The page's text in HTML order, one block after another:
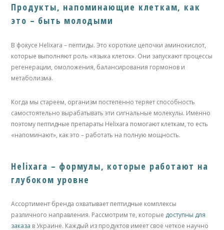
Продукты, напоминающие клеткам, как
это – быть молодыми
В фокусе Helixara – пептиды. Это короткие цепочки аминокислот,
которые выполняют роль «языка клеток». Они запускают процессы
регенерации, омоложения, балансирования гормонов и
метаболизма.
Когда мы стареем, организм постепенно теряет способность
самостоятельно вырабатывать эти сигнальные молекулы. Именно
поэтому пептидные препараты Helixara помогают клеткам, то есть
«напоминают», как это – работать на полную мощность.
Helixara – формулы, которые работают на
глубоком уровне
Ассортимент бренда охватывает пептидные комплексы
различного направления. Рассмотрим те, которые доступны для
заказа в Украине. Каждый из продуктов имеет свое четкое научно